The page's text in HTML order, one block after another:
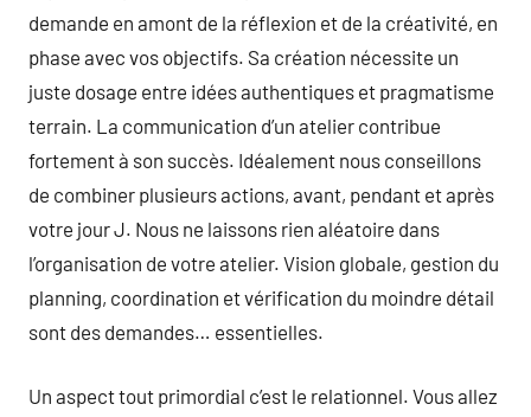
demande en amont de la réflexion et de la créativité, en
phase avec vos objectifs. Sa création nécessite un
juste dosage entre idées authentiques et pragmatisme
terrain. La communication d’un atelier contribue
fortement à son succès. Idéalement nous conseillons
de combiner plusieurs actions, avant, pendant et après
votre jour J. Nous ne laissons rien aléatoire dans
l’organisation de votre atelier. Vision globale, gestion du
planning, coordination et vérification du moindre détail
sont des demandes… essentielles.
Un aspect tout primordial c’est le relationnel. Vous allez